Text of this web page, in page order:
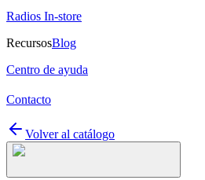
Radios In-store
RecursosBlog
Centro de ayuda
Contacto
Volver al catálogo